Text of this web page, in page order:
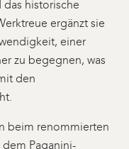
historische
ergänzt sie
einer
zu begegnen, was
den
beim renommierten
Paganini-